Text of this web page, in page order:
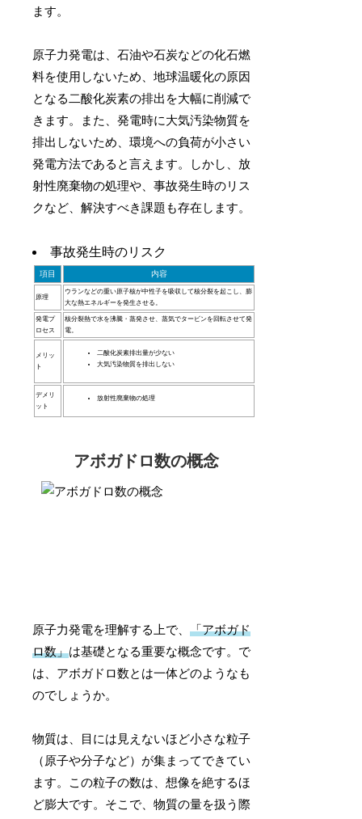
ます。
原子力発電は、石油や石炭などの化石燃
料を使用しないため、地球温暖化の原因
となる二酸化炭素の排出を大幅に削減で
きます。また、発電時に大気汚染物質を
排出しないため、環境への負荷が小さい
発電方法であると言えます。しかし、放
射性廃棄物の処理や、事故発生時のリス
クなど、解決すべき課題も存在します。
事故発生時のリスク
項目 内容
原理
ウランなどの重い原子核が中性子を吸収して核分裂を起こし、膨
大な熱エネルギーを発生させる。
発電プ
ロセス
核分裂熱で水を沸騰・蒸発させ、蒸気でタービンを回転させて発
電。
メリッ
ト
二酸化炭素排出量が少ない
大気汚染物質を排出しない
デメリ
ット
放射性廃棄物の処理
アボガドロ数の概念
原子力発電を理解する上で、「アボガド
ロ数」は基礎となる重要な概念です。で
は、アボガドロ数とは一体どのようなも
のでしょうか。
物質は、目には見えないほど小さな粒子
（原子や分子など）が集まってできてい
ます。この粒子の数は、想像を絶するほ
ど膨大です。そこで、物質の量を扱う際